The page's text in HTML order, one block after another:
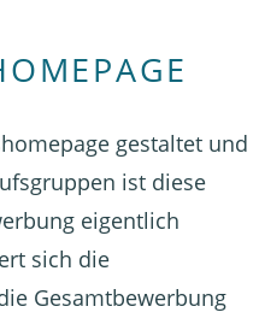
gestaltet und
ist diese
eigentlich
sich die
Gesamtbewerbung